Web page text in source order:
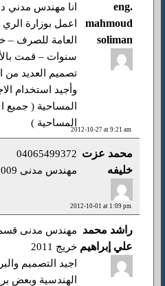
eng.
mahmoud
soliman
2012-10-27 at 9:21 am
اعمل بوزارة الري
سنوات – قمت
تصميم العديد
وأجيد استخدام
المساحية ( جميع
المساحية )
محمد عزت
خليفه
2012-10-01 at 1:09 pm
04065499372
مهندس مدنى 2009
راشد محمد
علي إبراهيم
مهندس مدنى
خريج 2011
اجيد التصميم
الهندسية وبعض